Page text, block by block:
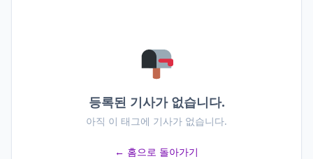
등록된 기사가 없습니다.
아직 이 태그에 기사가 없습니다.
← 홈으로 돌아가기